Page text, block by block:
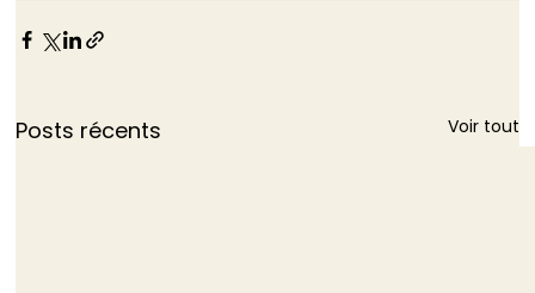
Posts récents Voir tout